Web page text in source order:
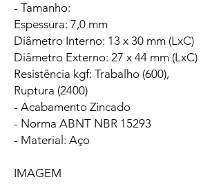
- Tamanho:
Espessura: 7,0 mm
Diâmetro Interno: 13 x 30 mm (LxC)
Diâmetro Externo: 27 x 44 mm (LxC)
Resistência kgf: Trabalho (600),
Ruptura (2400)
- Acabamento Zincado
- Norma ABNT NBR 15293
- Material: Aço
IMAGEM